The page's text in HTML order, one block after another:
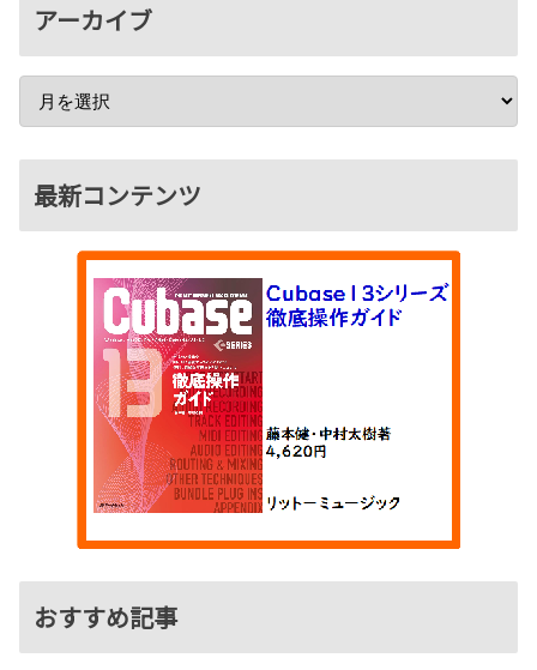
アーカイブ
最新コンテンツ
おすすめ記事